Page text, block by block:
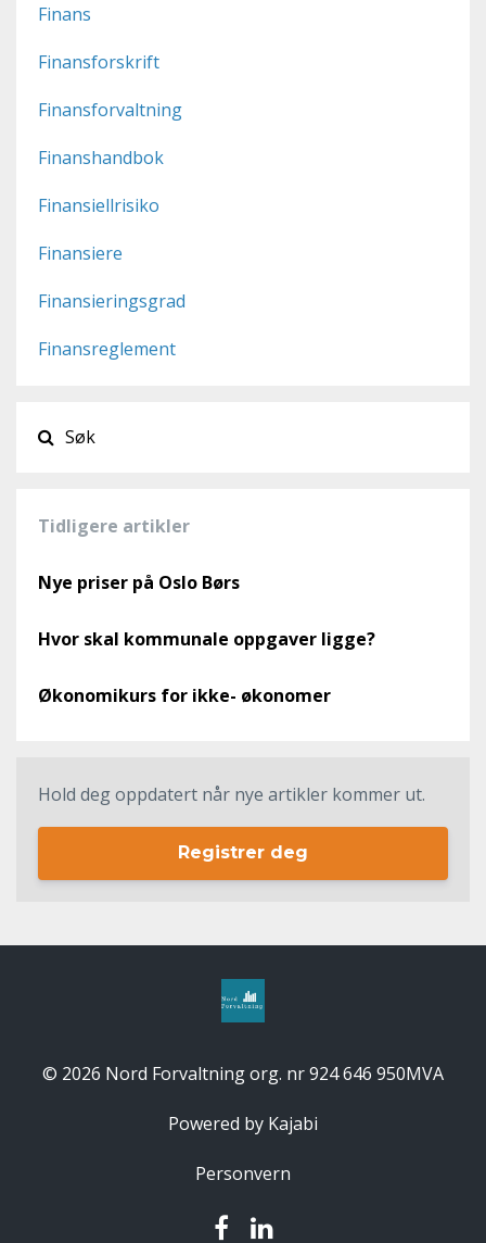
Finans
Finansforskrift
Finansforvaltning
Finanshandbok
Finansiellrisiko
Finansiere
Finansieringsgrad
Finansreglement
Tidligere artikler
Nye priser på Oslo Børs
Hvor skal kommunale oppgaver ligge?
Økonomikurs for ikke- økonomer
Hold deg oppdatert når nye artikler kommer ut.
Registrer deg
© 2026 Nord Forvaltning org. nr 924 646 950MVA
Powered by Kajabi
Personvern